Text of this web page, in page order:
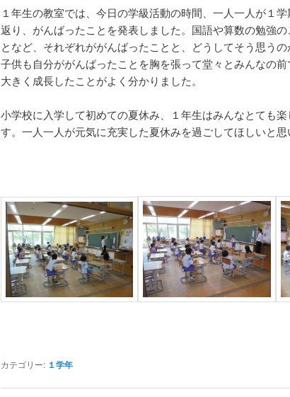
１年生の教室では、今日の学級活動の時間、一人一人が１
返り、がんばったことを発表しました。国語や算数の勉強
となど、それぞれががんばったことと、どうしてそう思う
子供も自分ががんばったことを胸を張って堂々とみんなの前
大きく成長したことがよく分かりました。
小学校に入学して初めての夏休み、１年生はみんなとても
す。一人一人が元気に充実した夏休みを過ごしてほしいと思
カテゴリー: １学年